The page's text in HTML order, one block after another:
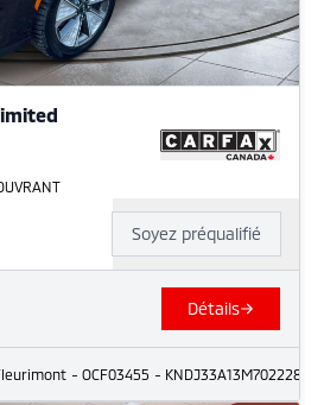
Soyez préqualifié
Détails
- OCF03455 - KNDJ33A13M7022284